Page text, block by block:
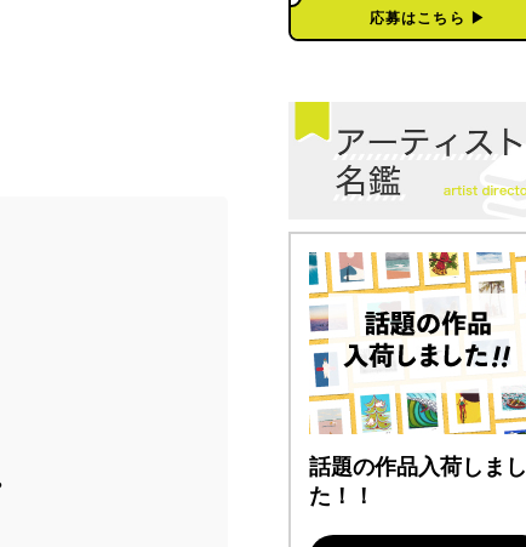
応募はこちら ▶︎
話題の作品入荷しまし
た！！